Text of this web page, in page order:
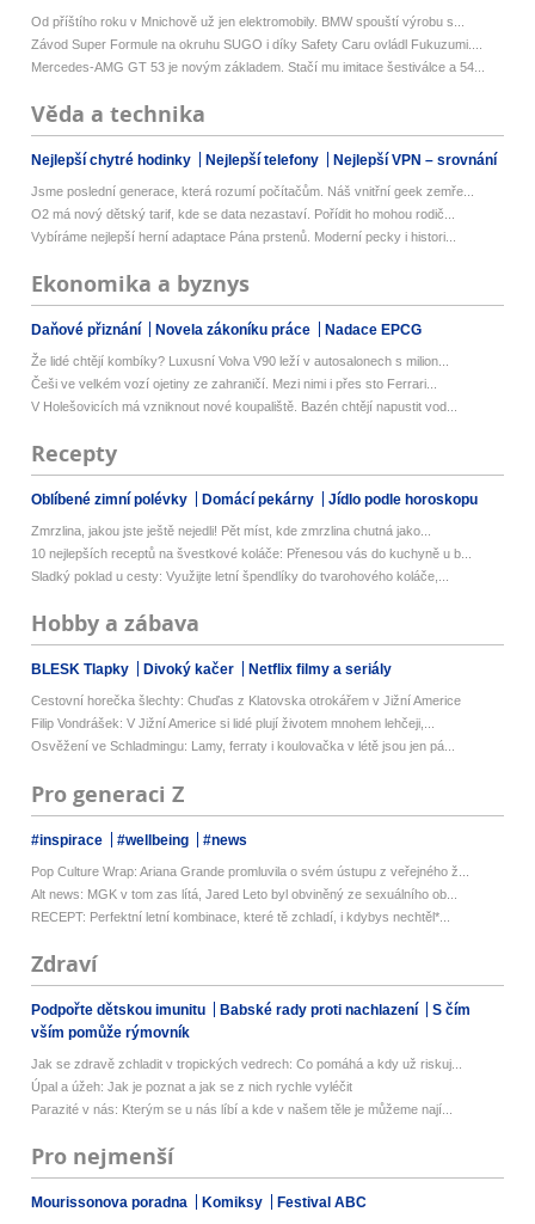
Od příštího roku v Mnichově už jen elektromobily. BMW spouští výrobu s...
Závod Super Formule na okruhu SUGO i díky Safety Caru ovládl Fukuzumi....
Mercedes-AMG GT 53 je novým základem. Stačí mu imitace šestiválce a 54...
Věda a technika
Nejlepší chytré hodinky Nejlepší telefony Nejlepší VPN – srovnání
Jsme poslední generace, která rozumí počítačům. Náš vnitřní geek zemře...
O2 má nový dětský tarif, kde se data nezastaví. Pořídit ho mohou rodič...
Vybíráme nejlepší herní adaptace Pána prstenů. Moderní pecky i histori...
Ekonomika a byznys
Daňové přiznání Novela zákoníku práce Nadace EPCG
Že lidé chtějí kombíky? Luxusní Volva V90 leží v autosalonech s milion...
Češi ve velkém vozí ojetiny ze zahraničí. Mezi nimi i přes sto Ferrari...
V Holešovicích má vzniknout nové koupaliště. Bazén chtějí napustit vod...
Recepty
Oblíbené zimní polévky Domácí pekárny Jídlo podle horoskopu
Zmrzlina, jakou jste ještě nejedli! Pět míst, kde zmrzlina chutná jako...
10 nejlepších receptů na švestkové koláče: Přenesou vás do kuchyně u b...
Sladký poklad u cesty: Využijte letní špendlíky do tvarohového koláče,...
Hobby a zábava
BLESK Tlapky Divoký kačer Netflix filmy a seriály
Cestovní horečka šlechty: Chuďas z Klatovska otrokářem v Jižní Americe
Filip Vondrášek: V Jižní Americe si lidé plují životem mnohem lehčeji,...
Osvěžení ve Schladmingu: Lamy, ferraty i koulovačka v létě jsou jen pá...
Pro generaci Z
#inspirace #wellbeing #news
Pop Culture Wrap: Ariana Grande promluvila o svém ústupu z veřejného ž...
Alt news: MGK v tom zas lítá, Jared Leto byl obviněný ze sexuálního ob...
RECEPT: Perfektní letní kombinace, které tě zchladí, i kdybys nechtěl*...
Zdraví
Podpořte dětskou imunitu Babské rady proti nachlazení
S čím
vším pomůže rýmovník
Jak se zdravě zchladit v tropických vedrech: Co pomáhá a kdy už riskuj...
Úpal a úžeh: Jak je poznat a jak se z nich rychle vyléčit
Parazité v nás: Kterým se u nás líbí a kde v našem těle je můžeme nají...
Pro nejmenší
Mourissonova poradna Komiksy Festival ABC